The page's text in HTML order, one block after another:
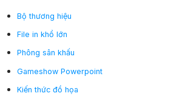
Bộ thương hiệu
File in khổ lớn
Phông sân khấu
Gameshow Powerpoint
Kiến thức đồ họa